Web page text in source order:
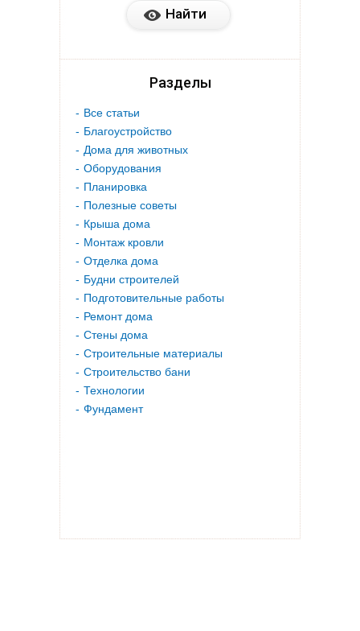
Разделы
Все статьи
Благоустройство
Дома для животных
Оборудования
Планировка
Полезные советы
Крыша дома
Монтаж кровли
Отделка дома
Будни строителей
Подготовительные работы
Ремонт дома
Стены дома
Строительные материалы
Строительство бани
Технологии
Фундамент